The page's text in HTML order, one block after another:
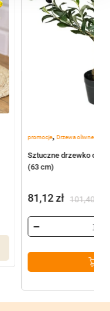
promocje,Drzewa oliwne
Sztuczne drzewko
(63 cm)
101,40
cena
wynosiła:
101,40 zł.
81,12zł
cena
wynosi:
81,12 zł.